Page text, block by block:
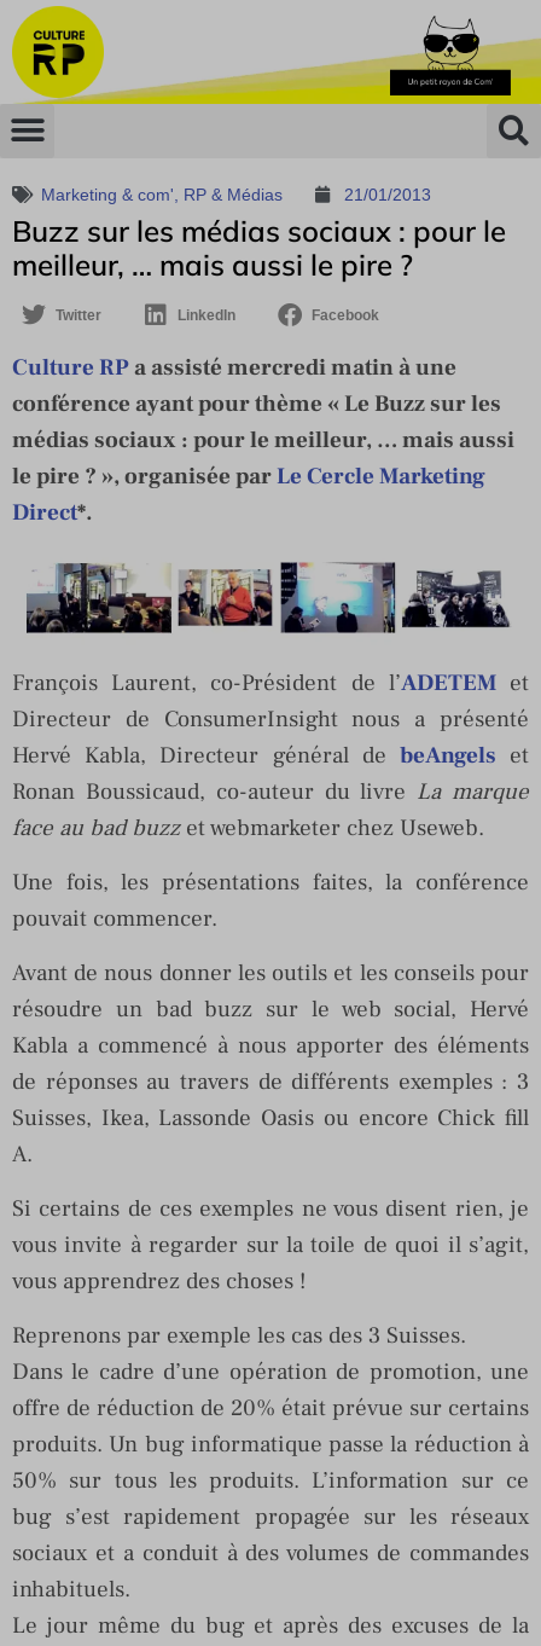
Marketing & com' RP & Médias 21/01/2013
Buzz sur les médias sociaux : pour le
meilleur, … mais aussi le pire ?
Twitter LinkedIn Facebook
Culture RPa assisté mercredi matin à une
conférence ayant pour thème « Le Buzz sur les
médias sociaux : pour le meilleur, … mais aussi
le pire ? », organisée parLe Cercle Marketing
Direct*.
François Laurent, co-Président de l’ADETEMet
Directeur de ConsumerInsight nous a présenté
Hervé Kabla, Directeur général de beAngels et
Ronan Boussicaud, co-auteur du livre La marque
face au bad buzzet webmarketer chez Useweb.
Une fois, les présentations faites, la conférence
pouvait commencer.
Avant de nous donner les outils et les conseils pour
résoudre un bad buzz sur le web social, Hervé
Kabla a commencé à nous apporter des éléments
de réponses au travers de différents exemples : 3
Suisses, Ikea, Lassonde Oasis ou encore Chick fill
A.
Si certains de ces exemples ne vous disent rien, je
vous invite à regarder sur la toile de quoi il s’agit,
vous apprendrez des choses !
Reprenons par exemple les cas des 3 Suisses.
Dans le cadre d’une opération de promotion, une
offre de réduction de 20% était prévue sur certains
produits. Un bug informatique passe la réduction à
50% sur tous les produits. L’information sur ce
bug s’est rapidement propagée sur les réseaux
sociaux et a conduit à des volumes de commandes
inhabituels.
Le jour même du bug et après des excuses de la